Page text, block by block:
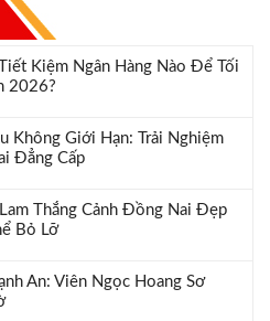
Kiệm Ngân Hàng Nào Để Tối
2026?
Không Giới Hạn: Trải Nghiệm
Đẳng Cấp
Thắng Cảnh Đồng Nai Đẹp
Bỏ Lỡ
An: Viên Ngọc Hoang Sơ